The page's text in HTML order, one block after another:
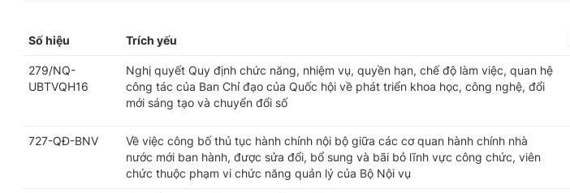
Số hiệu Trích yếu
279/NQ-
UBTVQH16
Nghị quyết Quy định chức năng, nhiệm vụ, quyền hạn, chế độ làm việc, quan hệ
công tác của Ban Chỉ đạo của Quốc hội về phát triển khoa học, công nghệ, đổi
mới sáng tạo và chuyển đổi số
727-QĐ-BNV
Về việc công bố thủ tục hành chính nội bộ giữa các cơ quan hành chính nhà
nước mới ban hành, được sửa đổi, bổ sung và bãi bỏ lĩnh vực công chức, viên
chức thuộc phạm vi chức năng quản lý của Bộ Nội vụ